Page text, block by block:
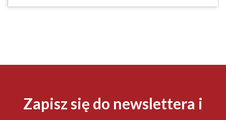
Zapisz się do newslettera i